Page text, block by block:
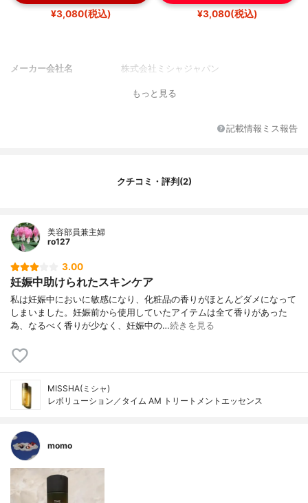
¥3,080(税込) ¥3,080(税込)
メーカー会社名 株式会社ミシャジャパン
もっと見る
記載情報ミス報告
クチコミ・評判(2)
美容部員兼主婦
ro127
3.00
妊娠中助けられたスキンケア
私は妊娠中においに敏感になり、化粧品の香りがほとんどダメになって
しまいました。妊娠前から使用していたアイテムは全て香りがあった
為、なるべく香りが少なく、妊娠中の…続きを見る
MISSHA(ミシャ)
レボリューション／タイム AM トリートメントエッセンス
momo